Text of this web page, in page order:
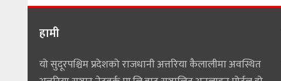
हामी
यो सुदूरपश्चिम प्रदेशको राजधानी अत्तरिया कैलालीमा अवस्थित